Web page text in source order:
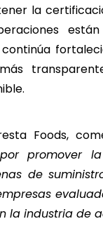
la
continúa
Foods,
promover
de
industria de